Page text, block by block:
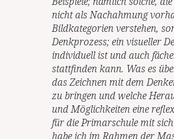
nicht als Nachahmung
Bildkategorien verstehen,
Denkprozess; ein visueller
individuell ist und auch
stattfinden kann. Was es
das Zeichnen mit dem
zu bringen und welche
und Möglichkeiten eine
für die Primarschule mit
habe ich im Rahmen der